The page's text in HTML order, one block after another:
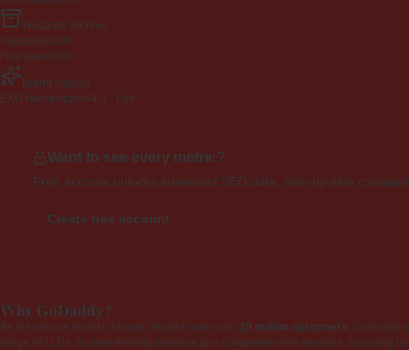
Wayback archive
Snapshots 107
First seen2009
Brand signals
EXD NameAppeal4.0 · Fair
Want to see every metric?
Free account unlocks advanced SEO data, side-by-side
Create free account
Why GoDaddy?
As the world's largest domain registrar with over 20 million customers ,
range of TLDs. Its user-friendly interface and comprehensive services, including